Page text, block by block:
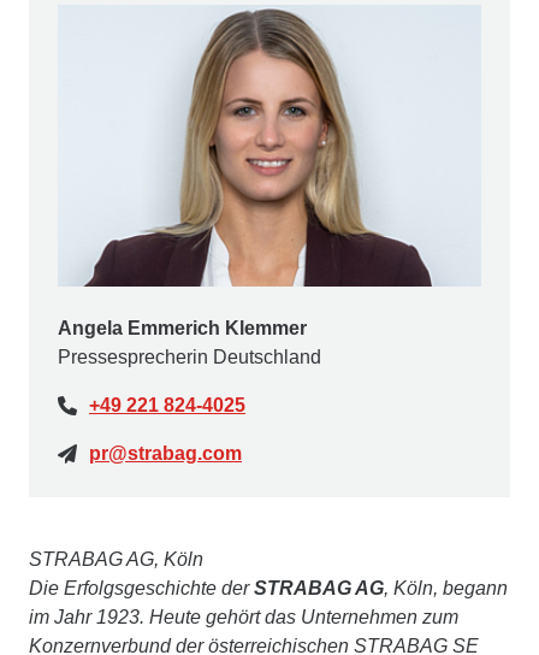
Angela Emmerich Klemmer
Pressesprecherin Deutschland
+49 221 824-4025
pr@strabag.com
STRABAG AG, Köln
Die Erfolgsgeschichte derSTRABAG AG, Köln, begann
im Jahr 1923. Heute gehört das Unternehmen zum
Konzernverbund der österreichischen STRABAG SE